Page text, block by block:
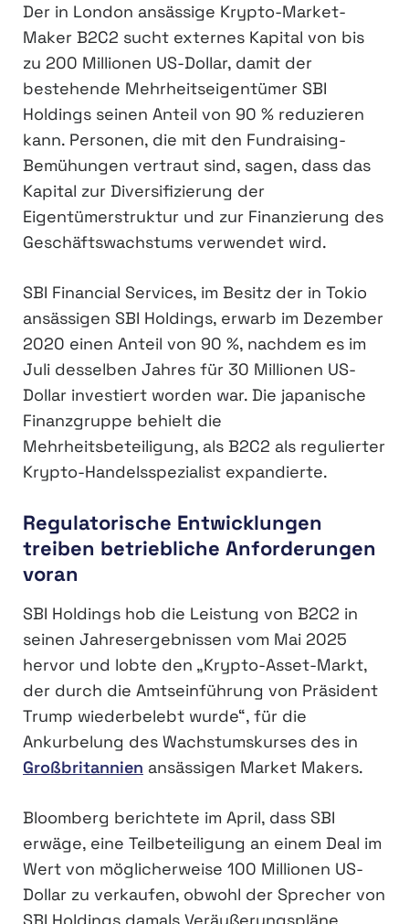
Der in London ansässige Krypto-Market-
Maker B2C2 sucht externes Kapital von bis
zu 200 Millionen US-Dollar, damit der
bestehende Mehrheitseigentümer SBI
Holdings seinen Anteil von 90 % reduzieren
kann. Personen, die mit den Fundraising-
Bemühungen vertraut sind, sagen, dass das
Kapital zur Diversifizierung der
Eigentümerstruktur und zur Finanzierung des
Geschäftswachstums verwendet wird.
SBI Financial Services, im Besitz der in Tokio
ansässigen SBI Holdings, erwarb im Dezember
2020 einen Anteil von 90 %, nachdem es im
Juli desselben Jahres für 30 Millionen US-
Dollar investiert worden war. Die japanische
Finanzgruppe behielt die
Mehrheitsbeteiligung, als B2C2 als regulierter
Krypto-Handelsspezialist expandierte.
Regulatorische Entwicklungen
treiben betriebliche Anforderungen
voran
SBI Holdings hob die Leistung von B2C2 in
seinen Jahresergebnissen vom Mai 2025
hervor und lobte den „Krypto-Asset-Markt,
der durch die Amtseinführung von Präsident
Trump wiederbelebt wurde“, für die
Ankurbelung des Wachstumskurses des in
Großbritannien ansässigen Market Makers.
Bloomberg berichtete im April, dass SBI
erwäge, eine Teilbeteiligung an einem Deal im
Wert von möglicherweise 100 Millionen US-
Dollar zu verkaufen, obwohl der Sprecher von
SBI Holdings damals Veräußerungspläne